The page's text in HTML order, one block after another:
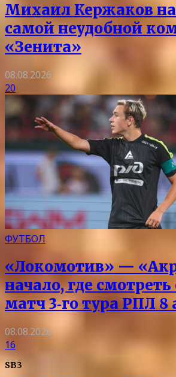
Михаил Кержаков
самой неудобной
«Зенита»
08.08.2026
20
ФУТБОЛ
«Локомотив» —
начало, где
матч 3‑го тура РПЛ 8
08.08.2026
16
SB3